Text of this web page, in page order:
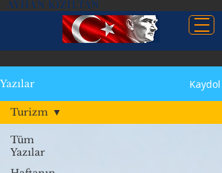
AYHAN KIZILTAN
Yazılar Kaydol
Tüm
Yazılar
Turizm